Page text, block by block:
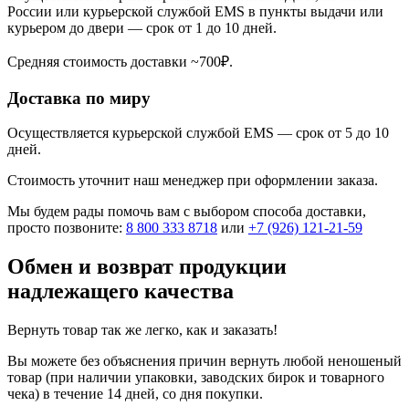
России или курьерской службой EMS в пункты выдачи или
курьером до двери — срок от 1 до 10 дней.
Средняя стоимость доставки ~700₽.
Доставка по миру
Осуществляется курьерской службой EMS — срок от 5 до 10
дней.
Стоимость уточнит наш менеджер при оформлении заказа.
Мы будем рады помочь вам с выбором способа доставки,
просто позвоните: 8 800 333 8718 или +7 (926) 121-21-59
Обмен и возврат продукции
надлежащего качества
Вернуть товар так же легко, как и заказать!
Вы можете без объяснения причин вернуть любой неношеный
товар (при наличии упаковки, заводских бирок и товарного
чека) в течение 14 дней, со дня покупки.